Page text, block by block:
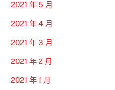
2021 年 5 月
2021 年 4 月
2021 年 3 月
2021 年 2 月
2021 年 1 月